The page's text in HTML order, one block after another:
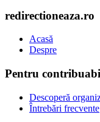
redirectioneaza.ro
Acasă
Despre
Pentru
Descoperă
Întrebări frecvente